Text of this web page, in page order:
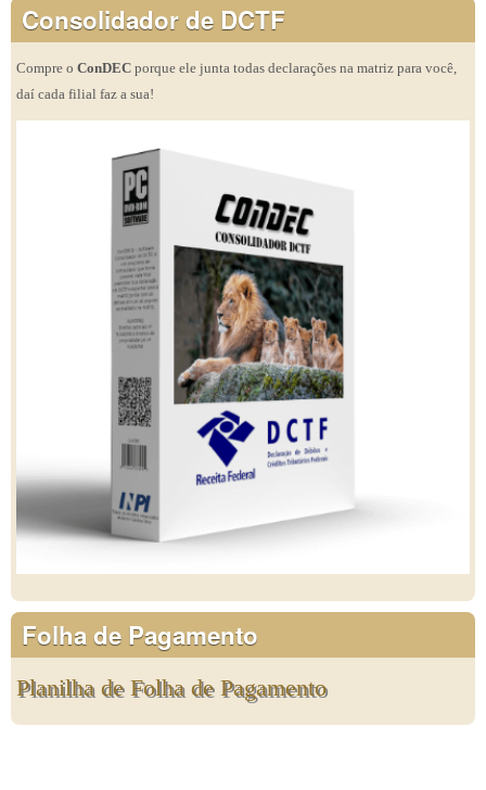
Consolidador de DCTF
Compre o ConDEC porque ele junta todas declarações na matriz para você,
daí cada filial faz a sua!
Folha de Pagamento
Planilha de Folha de Pagamento